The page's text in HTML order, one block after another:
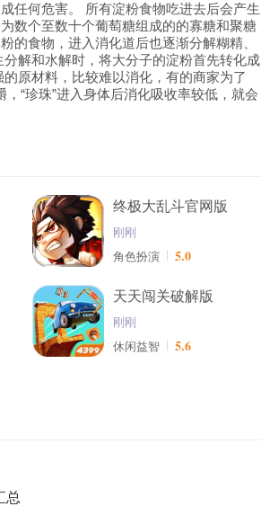
任何危害。
所有淀粉食物吃进去后会产生
数个至数十个葡萄糖组成的的寡糖和聚糖
的食物，进入消化道后也逐渐分解糊精、
解和水解时，将大分子的淀粉首先转化成
原材料，比较难以消化，有的商家为了
“珍珠”进入身体后消化吸收率较低，就会
终极大乱斗官网版
刚刚
角色扮演
5.0
天天闯关破解版
刚刚
休闲益智
5.6
总